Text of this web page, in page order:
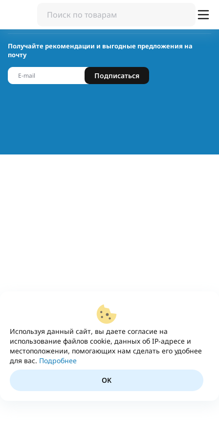
Используя данный сайт, вы даете согласие на
использование файлов cookie, данных об IP-адресе и
местоположении, помогающих нам сделать его удобнее
для вас. Подробнее
OK
Получайте рекомендации и выгодные предложения на
почту
Подписаться